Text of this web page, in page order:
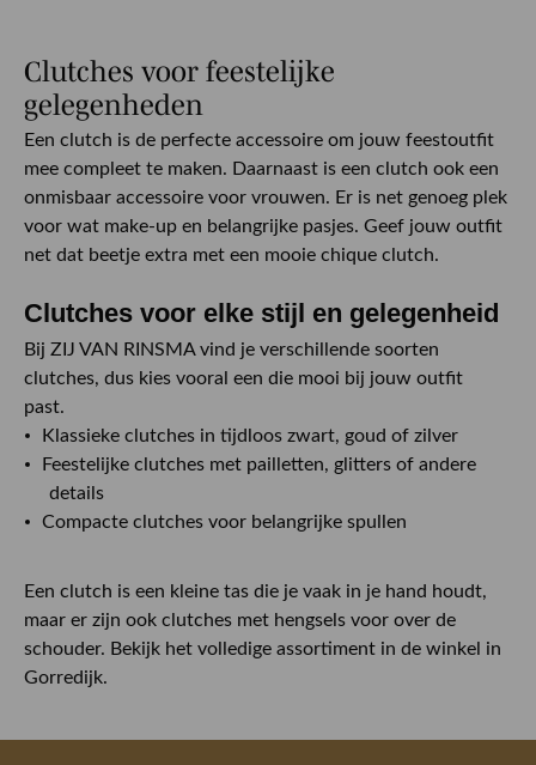
Clutches voor feestelijke
gelegenheden
Een clutch is de perfecte accessoire om jouw feestoutfit
mee compleet te maken. Daarnaast is een clutch ook een
onmisbaar accessoire voor vrouwen. Er is net genoeg plek
voor wat make-up en belangrijke pasjes. Geef jouw outfit
net dat beetje extra met een mooie chique clutch.
Clutches voor elke stijl en gelegenheid
Bij ZIJ VAN RINSMA vind je verschillende soorten
clutches, dus kies vooral een die mooi bij jouw outfit
past.
Klassieke clutches in tijdloos zwart, goud of zilver
Feestelijke clutches met pailletten, glitters of andere
details
Compacte clutches voor belangrijke spullen
Een clutch is een kleine tas die je vaak in je hand houdt,
maar er zijn ook clutches met hengsels voor over de
schouder. Bekijk het volledige assortiment in de winkel in
Gorredijk.